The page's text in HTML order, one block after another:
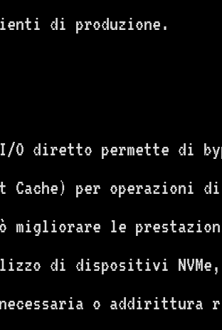
di produzione.
O diretto permette di
Cache) per operazioni
migliorare le
di dispositivi NVMe,
necessaria o addirittura